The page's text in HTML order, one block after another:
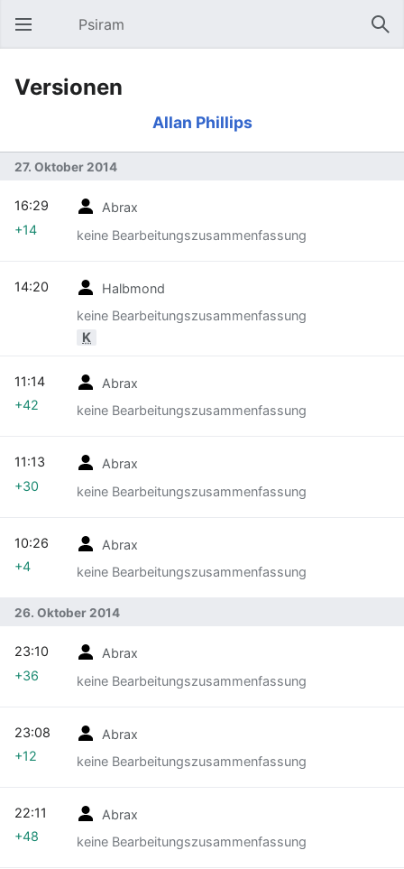
Hauptmenü öffnen Psiram
Versionen
Allan Phillips
27. Oktober 2014
Abrax
keine Bearbeitungszusammenfassung
16:29
+14
Halbmond
keine Bearbeitungszusammenfassung
K
14:20
Abrax
keine Bearbeitungszusammenfassung
11:14
+42
Abrax
keine Bearbeitungszusammenfassung
11:13
+30
Abrax
keine Bearbeitungszusammenfassung
10:26
+4
26. Oktober 2014
Abrax
keine Bearbeitungszusammenfassung
23:10
+36
Abrax
keine Bearbeitungszusammenfassung
23:08
+12
Abrax
keine Bearbeitungszusammenfassung
22:11
+48